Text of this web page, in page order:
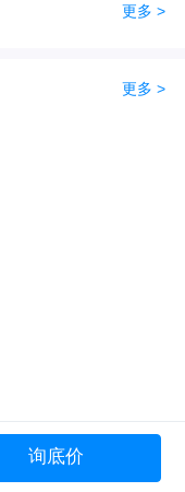
更多 >
更多 >
询底价